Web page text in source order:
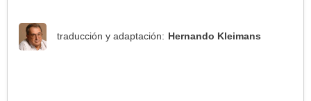
traducción y adaptación: Hernando Kleimans